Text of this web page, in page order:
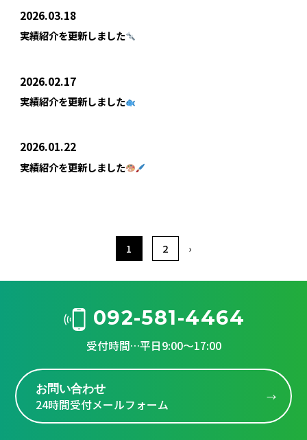
2026.03.18
実績紹介を更新しました
2026.02.17
実績紹介を更新しました
2026.01.22
実績紹介を更新しました
1 2 ›
092-581-4464
受付時間…平日9:00～17:00
お問い合わせ
24時間受付メールフォーム